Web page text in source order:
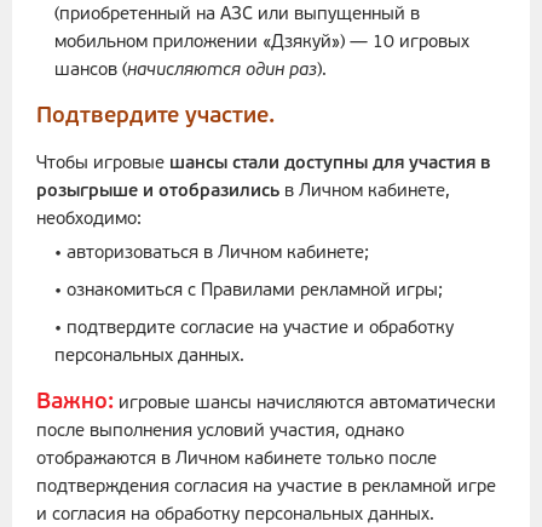
(приобретенный на АЗС или выпущенный в
мобильном приложении «Дзякуй») — 10 игровых
шансов (начисляются один раз).
Подтвердите участие.
Чтобы игровые шансы стали доступны для участия в
розыгрыше и отобразились в Личном кабинете,
необходимо:
• авторизоваться в Личном кабинете;
• ознакомиться с Правилами рекламной игры;
• подтвердите согласие на участие и обработку
персональных данных.
Важно: игровые шансы начисляются автоматически
после выполнения условий участия, однако
отображаются в Личном кабинете только после
подтверждения согласия на участие в рекламной игре
и согласия на обработку персональных данных.